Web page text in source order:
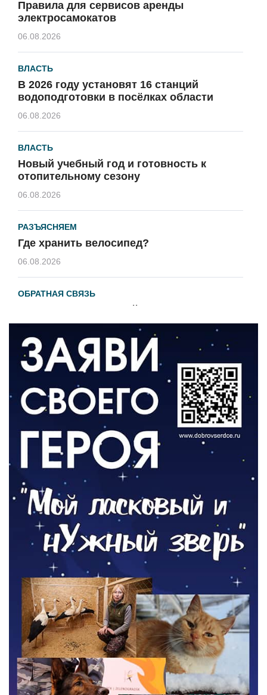
Правила для сервисов аренды
электросамокатов
06.08.2026
ВЛАСТЬ
В 2026 году установят 16 станций
водоподготовки в посёлках области
06.08.2026
ВЛАСТЬ
Новый учебный год и готовность к
отопительному сезону
06.08.2026
РАЗЪЯСНЯЕМ
Где хранить велосипед?
06.08.2026
ОБРАТНАЯ СВЯЗЬ
Администрация онлайн
ВЛАСТЬ
День памяти и «Симфония народов»
06.08.2026
Новый настил на экотропе
05.08.2026